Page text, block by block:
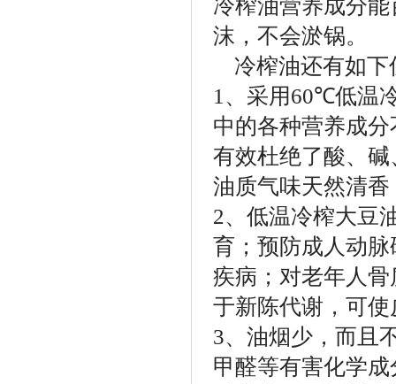
冷榨油营养成分
沫，不会淤锅。
冷榨油还有如下
1 、采用60℃低温
中的各种营养成
有效杜绝了酸、
油质气味天然清
2、低温冷榨大豆
育；预防成人动
疾病；对老年人
于新陈代谢，可
3、油烟少，而且
甲醛等有害化学